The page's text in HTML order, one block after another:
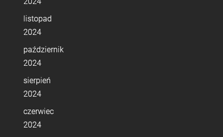
listopad
2024
październik
2024
sierpień
2024
czerwiec
2024